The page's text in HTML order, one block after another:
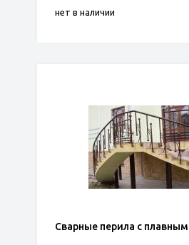
нет в наличии
Сварные перила с